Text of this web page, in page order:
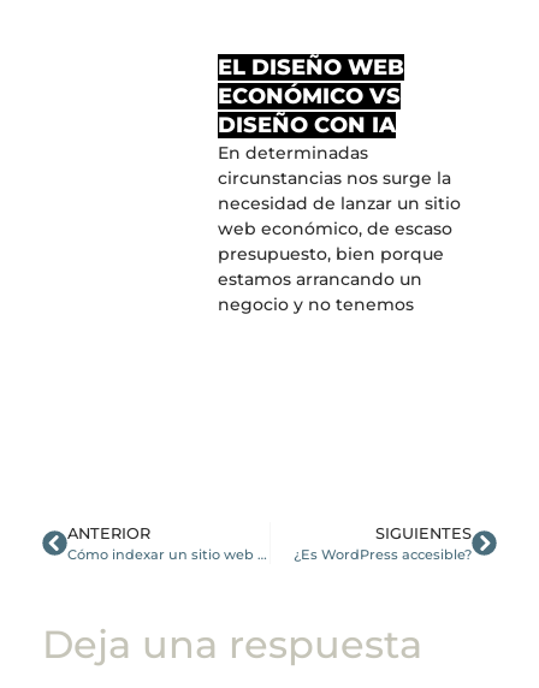
EL DISEÑO WEB
ECONÓMICO VS
DISEÑO CON IA
En determinadas
circunstancias nos surge la
necesidad de lanzar un sitio
web económico, de escaso
presupuesto, bien porque
estamos arrancando un
negocio y no tenemos
ANTERIOR
Cómo indexar un sitio web hecho en WordPress
SIGUIENTES
¿Es WordPress accesible?
Deja una respuesta